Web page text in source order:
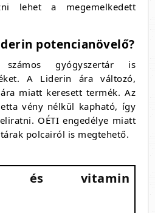
lehet a megemelkedett
potencianövelő?
számos gyógyszertár is
A Liderin ára változó,
miatt keresett termék. Az
vény nélkül kapható, így
OÉTI engedélye miatt
polcairól is megtehető.
és vitamin